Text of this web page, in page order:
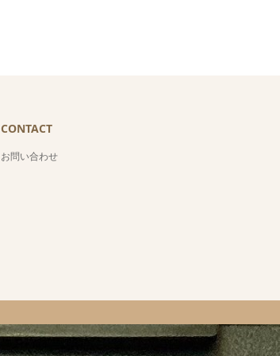
CONTACT
お問い合わせ